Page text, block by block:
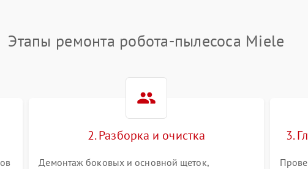
Этапы ремонта робота-пылесоса Miele
2. Разборка и очистка
Демонтаж боковых и основной щеток,
3.